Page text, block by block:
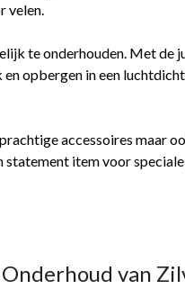
velen.
te onderhouden. Met de
en opbergen in een
accessoires maar
item voor
van